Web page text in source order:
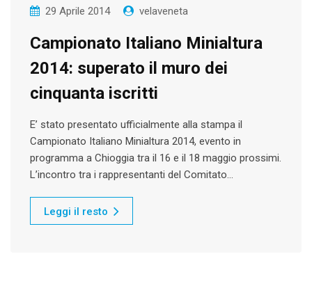
29 Aprile 2014 velaveneta
Campionato Italiano Minialtura
2014: superato il muro dei
cinquanta iscritti
E’ stato presentato ufficialmente alla stampa il
Campionato Italiano Minialtura 2014, evento in
programma a Chioggia tra il 16 e il 18 maggio prossimi.
L’incontro tra i rappresentanti del Comitato…
Leggi il resto